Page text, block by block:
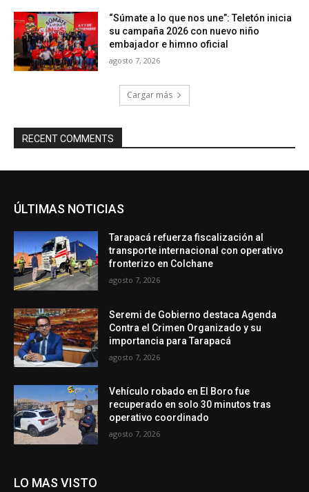
“Súmate a lo que nos une”: Teletón inicia
su campaña 2026 con nuevo niño
embajador e himno oficial
agosto 7, 2026
Cargar más
RECENT COMMENTS
ÚLTIMAS NOTICIAS
Tarapacá refuerza fiscalización al
transporte internacional con operativo
fronterizo en Colchane
agosto 7, 2026
Seremi de Gobierno destaca Agenda
Contra el Crimen Organizado y su
importancia para Tarapacá
agosto 7, 2026
Vehículo robado en El Boro fue
recuperado en solo 30 minutos tras
operativo coordinado
agosto 7, 2026
LO MAS VISTO